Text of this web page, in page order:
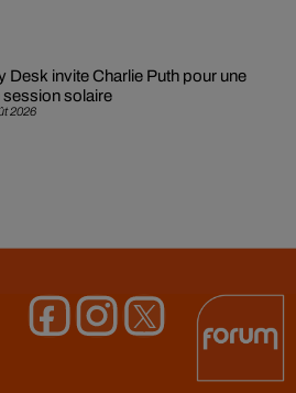
2026
Desk invite Charlie Puth pour une
session solaire